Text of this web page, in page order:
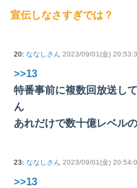
宣伝しなさすぎでは？
20: ななしさん 2023/09/01(金)
>>13
特番事前に複数回放送し
ん
あれだけで数十億レベル
23: ななしさん 2023/09/01(金)
>>13